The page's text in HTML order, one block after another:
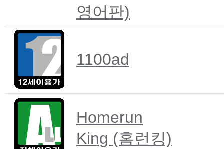
영어판)
1100ad
Homerun
King (홈런킹)